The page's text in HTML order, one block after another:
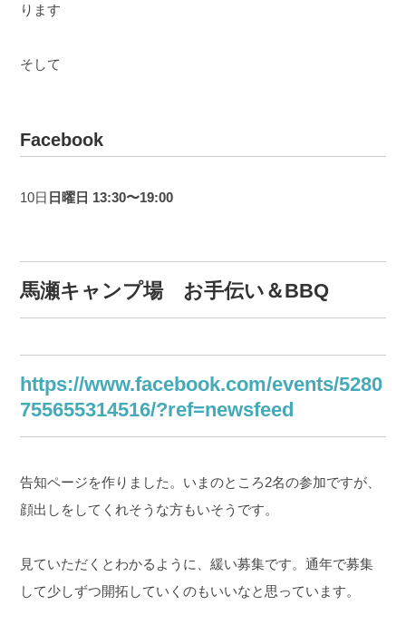
ります
そして
Facebook
10日 日曜日 13:30〜19:00
馬瀬キャンプ場 お手伝い＆BBQ
https://www.facebook.com/events/5280
755655314516/?ref=newsfeed
告知ページを作りました。 いまのところ2名の参加ですが、
顔出しをしてくれそうな方もいそうです。
見ていただくとわかるように、緩い募集です。通年で募集
して少しずつ開拓していくのもいいなと思っています。